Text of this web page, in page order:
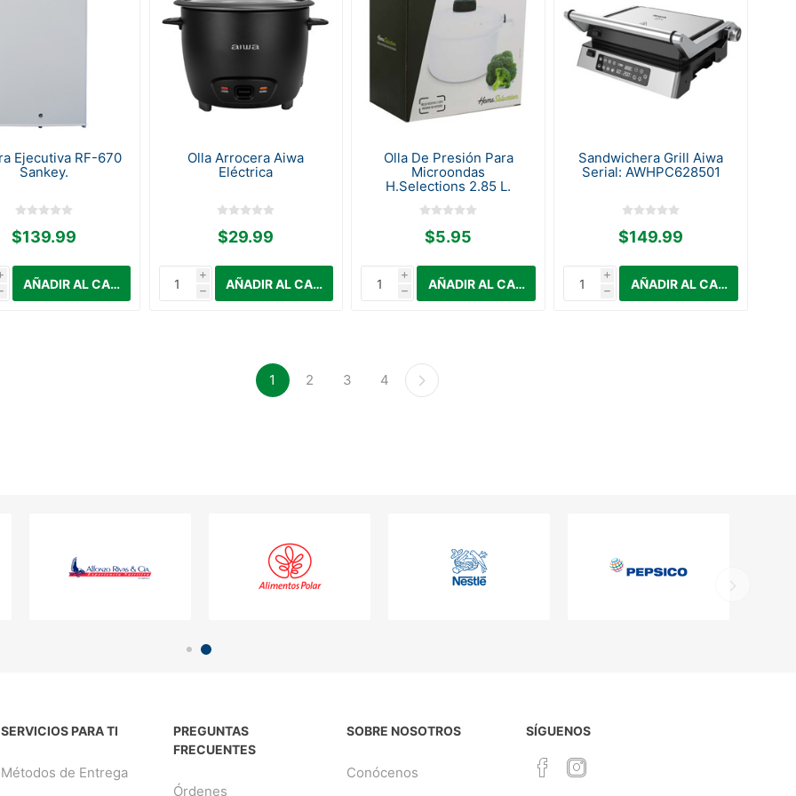
Ejecutiva RF-670
Sankey.
$139.99
Olla Arrocera Aiwa
Eléctrica
$29.99
i
h
Olla De Presión Para
Microondas
H.Selections 2.85 L.
$5.95
i
h
Sandwichera Grill Aiwa
Serial: AWHPC628501
$149.99
i
h
1 2 3 4
SERVICIOS PARA TI
Métodos de Entrega
PREGUNTAS
FRECUENTES
Órdenes
SOBRE NOSOTROS
Conócenos
SÍGUENOS